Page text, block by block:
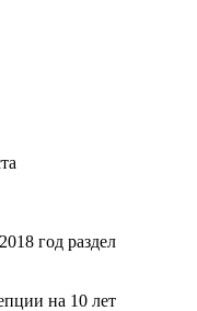
год раздел
на 10 лет